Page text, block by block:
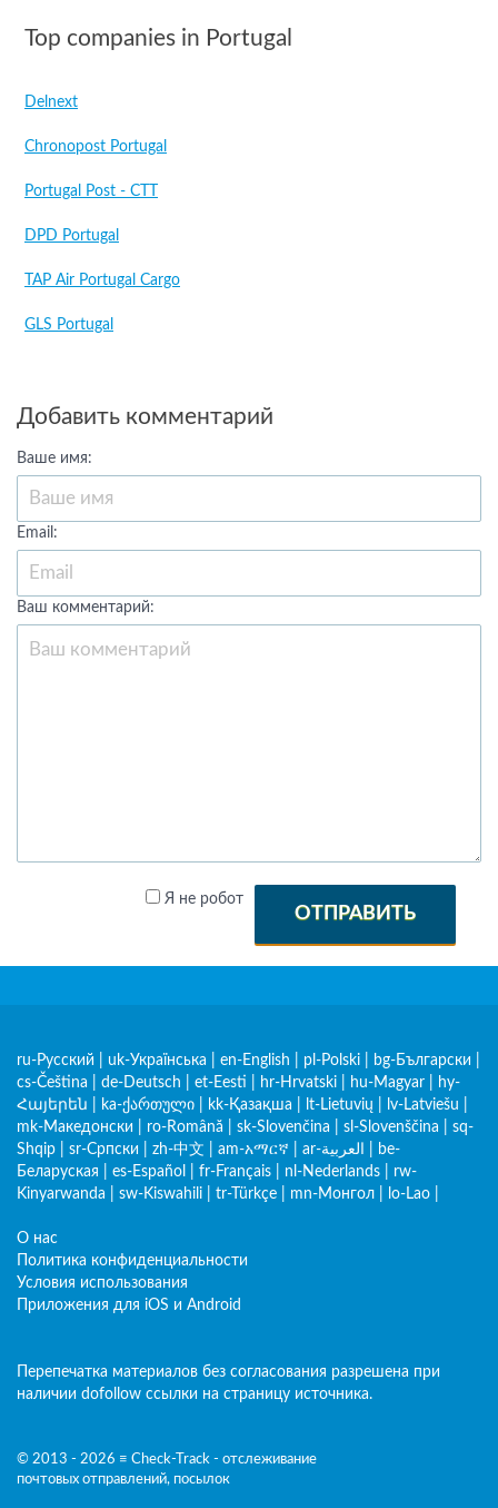
Top companies in Portugal
Delnext
Chronopost Portugal
Portugal Post - CTT
DPD Portugal
TAP Air Portugal Cargo
GLS Portugal
Добавить комментарий
Ваше имя:
Email:
Ваш комментарий:
Я не робот
ОТПРАВИТЬ
ru-Русский uk-Українська en-English pl-Polski bg-Български
cs-Čeština
de-Deutsch et-Eesti hr-Hrvatski hu-Magyar
hy-
Հայերեն
ka-ქართული kk-Қазақша lt-Lietuvių lv-Latviešu
mk-Македонски
ro-Română sk-Slovenčina sl-Slovenščina
sq-
Shqip
sr-Српски zh-中文 am-አማርኛ ar-العربية
be-
Беларуская
es-Español fr-Français nl-Nederlands
rw-
Kinyarwanda
sw-Kiswahili tr-Türkçe mn-Монгол lo-Lao
О нас
Политика конфиденциальности
Условия использования
Приложения для iOS и Android
Перепечатка материалов без согласования разрешена при
наличии dofollow ссылки на страницу источника.
© 2013 - 2026 ≡ Check-Track - отслеживание
почтовых отправлений, посылок